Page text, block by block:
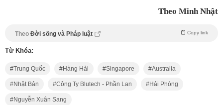
Theo Minh Nhật
Theo Đời sống và Pháp luật Copy link
Từ Khóa:
Trung Quốc Hàng Hải Singapore Australia
Nhật Bản Công Ty Blutech - Phần Lan Hải Phòng
Nguyễn Xuân Sang